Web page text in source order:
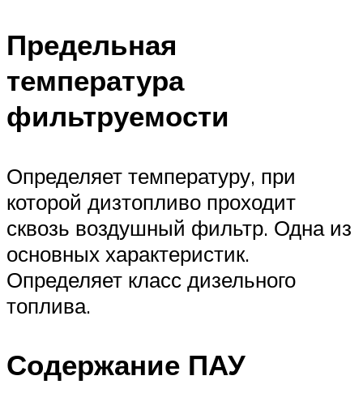
Предельная
температура
фильтруемости
Определяет температуру, при
которой дизтопливо проходит
сквозь воздушный фильтр. Одна из
основных характеристик.
Определяет класс дизельного
топлива.
Содержание ПАУ